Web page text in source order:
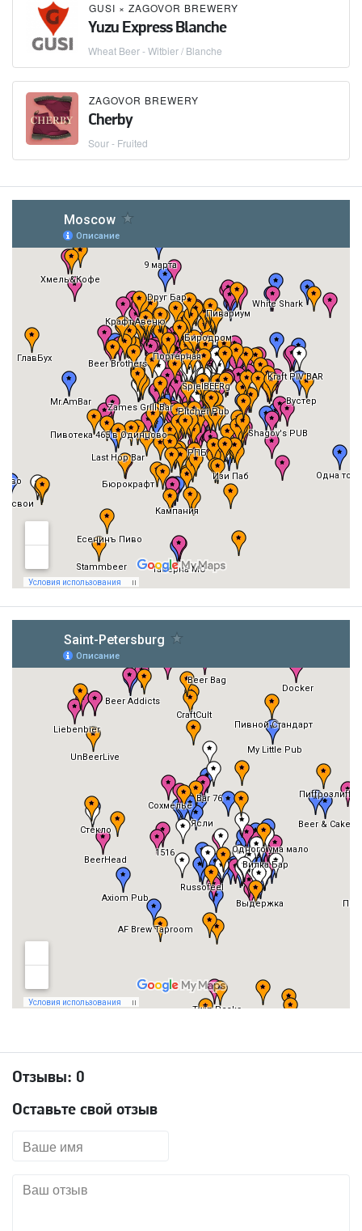
GUSI × ZAGOVOR BREWERY
Yuzu Express Blanche
Wheat Beer - Witbier / Blanche
ZAGOVOR BREWERY
Cherby
Sour - Fruited
Отзывы: 0
Оставьте свой отзыв